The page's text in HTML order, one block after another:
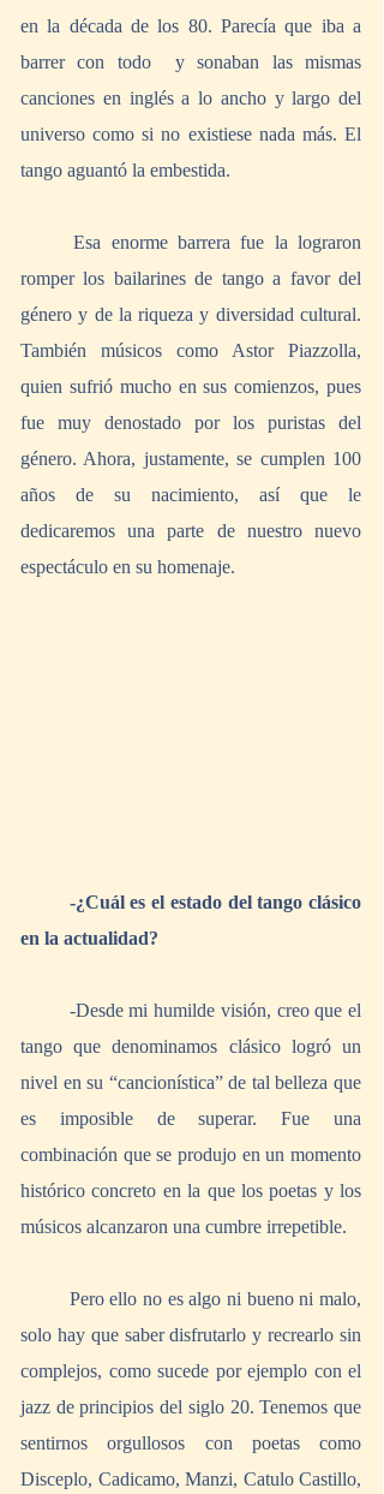
en la década de los 80. Parecía que iba a
barrer con todo  y sonaban las mismas
canciones en inglés a lo ancho y largo del
universo como si no existiese nada más. El
tango aguantó la embestida.
	Esa enorme barrera fue la lograron
romper los bailarines de tango a favor del
género y de la riqueza y diversidad cultural.
También músicos como Astor Piazzolla,
quien sufrió mucho en sus comienzos, pues
fue muy denostado por los puristas del
género. Ahora, justamente, se cumplen 100
años de su nacimiento, así que le
dedicaremos una parte de nuestro nuevo
espectáculo en su homenaje.
-¿Cuál es el estado del tango clásico
en la actualidad?
tango que denominamos clásico logró un
nivel en su “cancionística” de tal belleza que
es imposible de superar. Fue una
combinación que se produjo en un momento
histórico concreto en la que los poetas y los
músicos alcanzaron una cumbre irrepetible.
solo hay que saber disfrutarlo y recrearlo sin
complejos, como sucede por ejemplo con el
jazz de principios del siglo 20. Tenemos que
sentirnos orgullosos con poetas como
Disceplo, Cadicamo, Manzi, Catulo Castillo,